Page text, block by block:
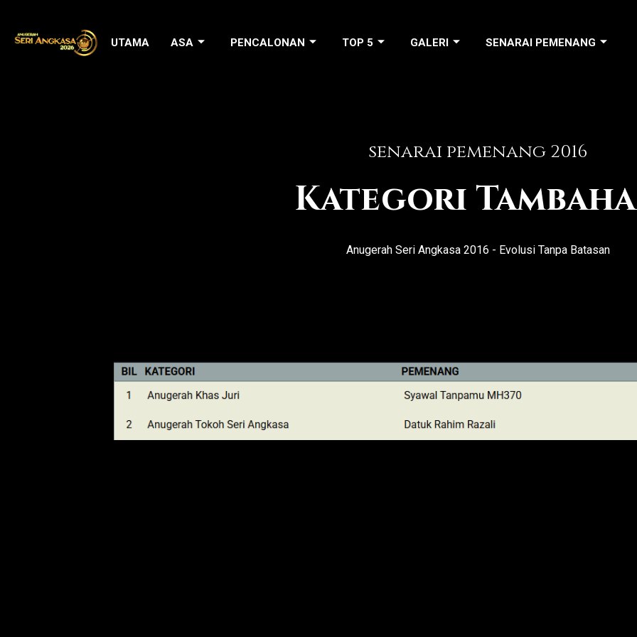
content
UTAMA ASA PENCALONAN TOP 5 GALERI SENARAI PEMENANG
senarai pemenang 2016
Kategori
Anugerah Seri Angkasa 2016 - Evolusi Tanpa Batasan